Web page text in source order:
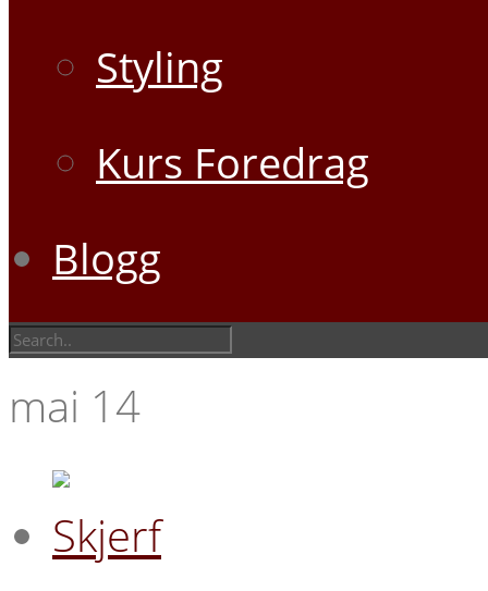
Styling
Kurs Foredrag
Blogg
mai 14